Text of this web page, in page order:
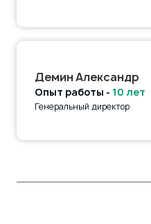
Демин Александр
Опыт работы - 10 лет
Генеральный директор